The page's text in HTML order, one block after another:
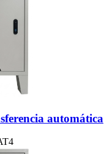
automática